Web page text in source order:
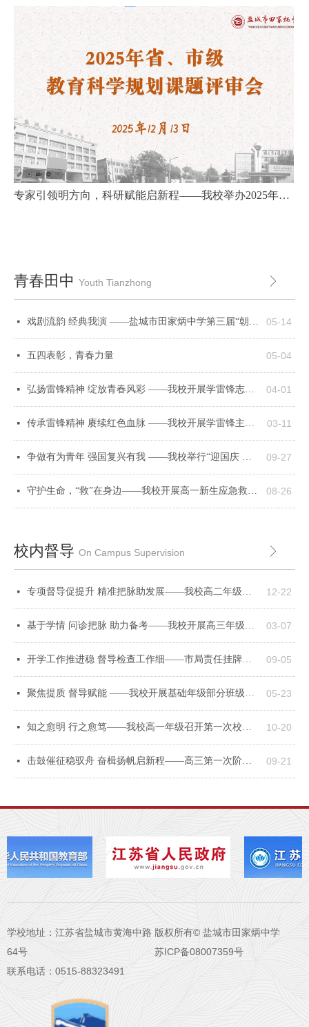
青春田中 Youth Tianzhong
05-14
넷 戏剧流韵 经典我演 ——盐城市田家炳中学第三届“朝阳”话剧节圆满落幕
05-04
넷 五四表彰，青春力量
04-01
넷 弘扬雷锋精神 绽放青春风彩 ——我校开展学雷锋志愿服务进社区活动
03-11
넷 传承雷锋精神 赓续红色血脉 ——我校开展学雷锋主题教育实践活动
09-27
넷 争做有为青年 强国复兴有我 ——我校举行“迎国庆 向国旗宣誓”活动
08-26
넷 守护生命，“救”在身边——我校开展高一新生应急救护知识培训
ꁕ
校内督导 On Campus Supervision ꁕ
12-22
넷 专项督导促提升 精准把脉助发展——我校高二年级学测科目专项督导工作顺利结束
03-07
넷 基于学情 问诊把脉 助力备考——我校开展高三年级二轮复习专项督导活动
09-05
넷 开学工作推进稳 督导检查工作细——市局责任挂牌督学来我校检查开学工作
05-23
넷 聚焦提质 督导赋能 ——我校开展基础年级部分班级和学科随机督导工作
10-20
넷 知之愈明 行之愈笃——我校高一年级召开第一次校际联考质量分析会
09-21
넷 击鼓催征稳驭舟 奋楫扬帆启新程——高三第一次阶段考试会议纪要
专家引领明方向，科研赋能启新程——我校举办2025年
学校地址：江苏省盐城市黄海中路
64号
联系电话：0515-88323491
版权所有© 盐城市田家炳中学
苏ICP备08007359号